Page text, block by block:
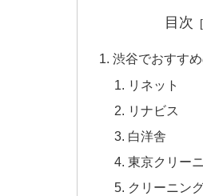
目次
渋谷でおすす
リネット
リナビス
白洋舎
東京クリー
クリーニン